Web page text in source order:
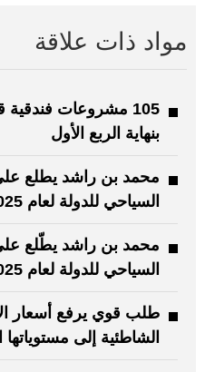
مواد ذات علاقة
105 مشروعات فندقية
بنهاية الربع الأول
محمد بن راشد يطلع
السياحي للدولة لعام 2025
محمد بن راشد يطّلع
السياحي للدولة لعام 2025
طلب قوي يرفع أسعار
الشاطئية إلى مستوياتها